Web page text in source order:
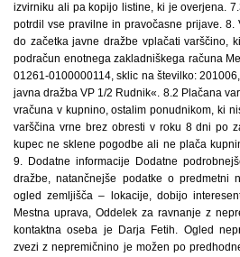
izvirniku ali pa kopijo listine, ki je overjena.
potrdil vse pravilne in pravočasne prijave. 8.
do začetka javne dražbe vplačati varščino,
podračun enotnega zakladniškega računa
01261-0100000114, sklic na številko:
javna dražba VP 1/2 Rudnik«. 8.2 Plačana
vračuna v kupnino, ostalim ponudnikom, ki
varščina vrne brez obresti v roku 8 dni po
kupec ne sklene pogodbe ali ne plača
9. Dodatne informacije Dodatne
dražbe, natančnejše podatke o predmetni
ogled zemljišča – lokacije, dobijo
Mestna uprava, Oddelek za ravnanje z
kontaktna oseba je Darja Fetih. Ogled
zvezi z nepremičnino je možen po